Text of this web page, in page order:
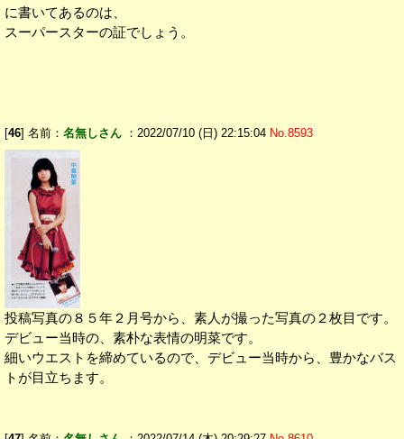
に書いてあるのは、
スーパースターの証でしょう。
[46] 名前： 名無しさん ：2022/07/10 (日) 22:15:04 No.8593
投稿写真の８５年２月号から、素人が撮った写真の２枚目です。
デビュー当時の、素朴な表情の明菜です。
細いウエストを締めているので、デビュー当時から、豊かなバス
トが目立ちます。